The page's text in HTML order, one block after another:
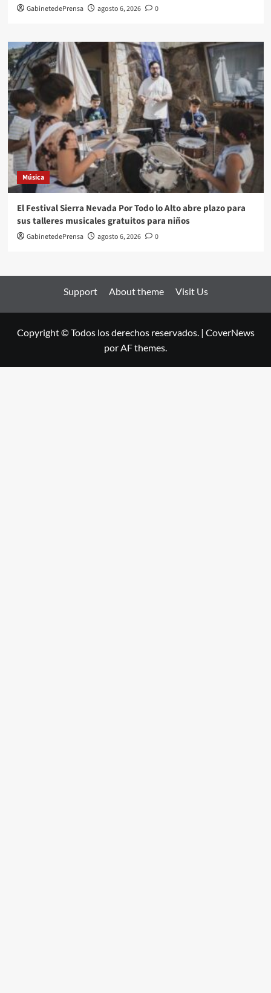
GabinetedePrensa agosto 6, 2026 0
Música
El Festival Sierra Nevada Por Todo lo Alto abre plazo para
sus talleres musicales gratuitos para niños
GabinetedePrensa agosto 6, 2026 0
Support About theme Visit Us
Copyright © Todos los derechos reservados. | CoverNews
por AF themes.